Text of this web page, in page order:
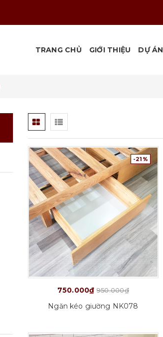
TRANG CHỦ GIỚI THIỆU DỰ ÁN
-21%
750.000₫ 950.000₫
Ngăn kéo giường NK078
Tuỳ chọn